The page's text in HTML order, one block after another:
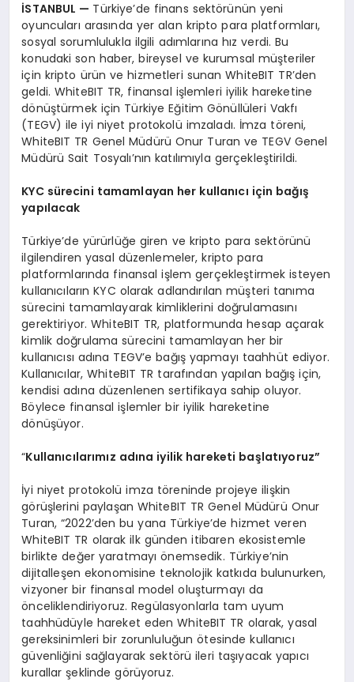
İSTANBUL — Türkiye’de finans sektörünün yeni
oyuncuları arasında yer alan kripto para platformları,
sosyal sorumlulukla ilgili adımlarına hız verdi. Bu
konudaki son haber, bireysel ve kurumsal müşteriler
için kripto ürün ve hizmetleri sunan WhiteBIT TR’den
geldi. WhiteBIT TR, finansal işlemleri iyilik hareketine
dönüştürmek için Türkiye Eğitim Gönüllüleri Vakfı
(TEGV) ile iyi niyet protokolü imzaladı. İmza töreni,
WhiteBIT TR Genel Müdürü Onur Turan ve TEGV Genel
Müdürü Sait Tosyalı’nın katılımıyla gerçekleştirildi.
KYC sürecini tamamlayan her kullanıcı için bağış
yapılacak
Türkiye’de yürürlüğe giren ve kripto para sektörünü
ilgilendiren yasal düzenlemeler, kripto para
platformlarında finansal işlem gerçekleştirmek isteyen
kullanıcıların KYC olarak adlandırılan müşteri tanıma
sürecini tamamlayarak kimliklerini doğrulamasını
gerektiriyor. WhiteBIT TR, platformunda hesap açarak
kimlik doğrulama sürecini tamamlayan her bir
kullanıcısı adına TEGV’e bağış yapmayı taahhüt ediyor.
Kullanıcılar, WhiteBIT TR tarafından yapılan bağış için,
kendisi adına düzenlenen sertifikaya sahip oluyor.
Böylece finansal işlemler bir iyilik hareketine
dönüşüyor.
“Kullanıcılarımız adına iyilik hareketi başlatıyoruz”
İyi niyet protokolü imza töreninde projeye ilişkin
görüşlerini paylaşan WhiteBIT TR Genel Müdürü Onur
Turan, “2022’den bu yana Türkiye’de hizmet veren
WhiteBIT TR olarak ilk günden itibaren ekosistemle
birlikte değer yaratmayı önemsedik. Türkiye’nin
dijitalleşen ekonomisine teknolojik katkıda bulunurken,
vizyoner bir finansal model oluşturmayı da
önceliklendiriyoruz. Regülasyonlarla tam uyum
taahhüdüyle hareket eden WhiteBIT TR olarak, yasal
gereksinimleri bir zorunluluğun ötesinde kullanıcı
güvenliğini sağlayarak sektörü ileri taşıyacak yapıcı
kurallar şeklinde görüyoruz.